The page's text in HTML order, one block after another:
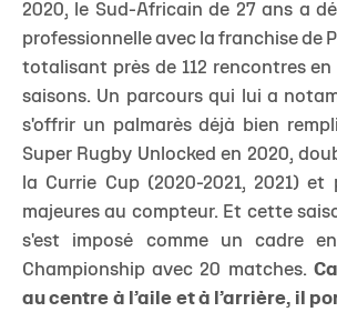
2020, le Sud-Africain de 27 ans a
professionnelle avec la franchise de
totalisant près de 112 rencontres en
saisons. Un parcours qui lui a
s'offrir un palmarès déjà bien
Super Rugby Unlocked en 2020,
la Currie Cup (2020-2021, 2021) et
majeures au compteur. Et cette
s'est imposé comme un cadre
Championship avec 20 matches.
au centre à l’aile et à l’arrière, il